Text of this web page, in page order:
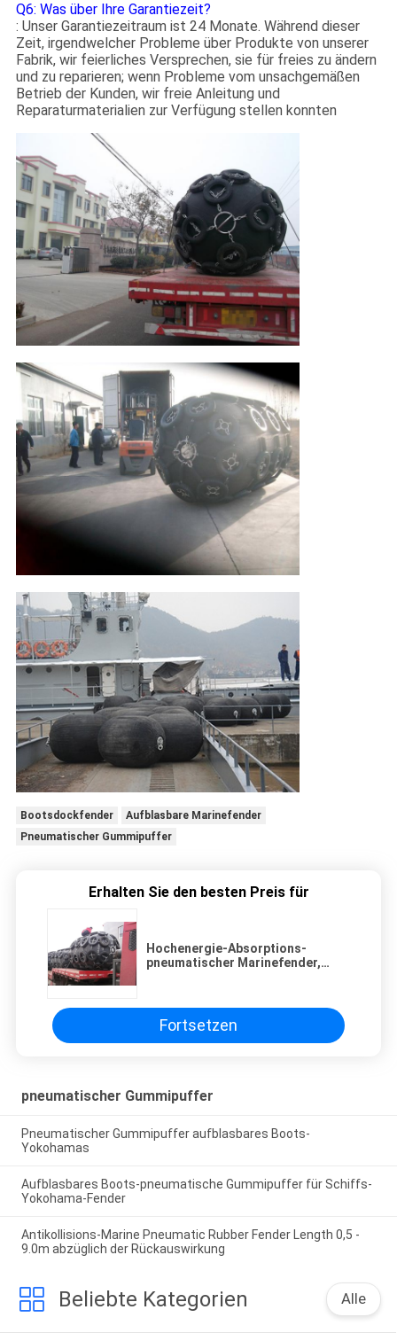
Q6: Was über Ihre Garantiezeit?
: Unser Garantiezeitraum ist 24 Monate. Während dieser
Zeit, irgendwelcher Probleme über Produkte von unserer
Fabrik, wir feierliches Versprechen, sie für freies zu ändern
und zu reparieren; wenn Probleme vom unsachgemäßen
Betrieb der Kunden, wir freie Anleitung und
Reparaturmaterialien zur Verfügung stellen konnten
Bootsdockfender
Aufblasbare Marinefender
Pneumatischer Gummipuffer
Erhalten Sie den besten Preis für
Hochenergie-Absorptions-
pneumatischer Marinefender,
Fortsetzen
pneumatischer Gummipuffer
Pneumatischer Gummipuffer aufblasbares Boots-
Yokohamas
Aufblasbares Boots-pneumatische Gummipuffer für Schiffs-
Yokohama-Fender
Antikollisions-Marine Pneumatic Rubber Fender Length 0,5 -
9.0m abzüglich der Rückauswirkung
Beliebte Kategorien Alle